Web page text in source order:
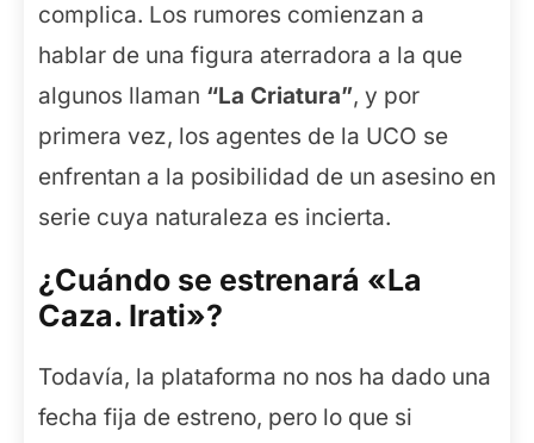
complica. Los rumores comienzan a
hablar de una figura aterradora a la que
algunos llaman “La Criatura”, y por
primera vez, los agentes de la UCO se
enfrentan a la posibilidad de un asesino en
serie cuya naturaleza es incierta.
¿Cuándo se estrenará «La
Caza. Irati»?
Todavía, la plataforma no nos ha dado una
fecha fija de estreno, pero lo que si